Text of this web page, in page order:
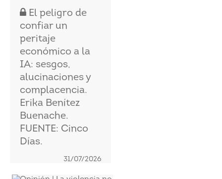
El peligro de
confiar un
peritaje
económico a la
IA: sesgos,
alucinaciones y
complacencia.
Erika Benítez
Buenache.
FUENTE: Cinco
Días.
31/07/2026